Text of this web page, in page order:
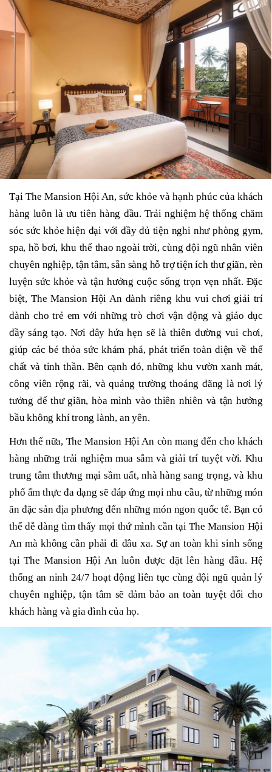
Tại The Mansion Hội An, sức khỏe và hạnh phúc của khách
hàng luôn là ưu tiên hàng đầu. Trải nghiệm hệ thống chăm
sóc sức khỏe hiện đại với đầy đủ tiện nghi như phòng gym,
spa, hồ bơi, khu thể thao ngoài trời, cùng đội ngũ nhân viên
chuyên nghiệp, tận tâm, sẵn sàng hỗ trợ tiện ích thư giãn, rèn
luyện sức khỏe và tận hưởng cuộc sống trọn vẹn nhất. Đặc
biệt, The Mansion Hội An dành riêng khu vui chơi giải trí
dành cho trẻ em với những trò chơi vận động và giáo dục
đầy sáng tạo. Nơi đây hứa hẹn sẽ là thiên đường vui chơi,
giúp các bé thỏa sức khám phá, phát triển toàn diện về thể
chất và tinh thần. Bên cạnh đó, những khu vườn xanh mát,
công viên rộng rãi, và quảng trường thoáng đãng là nơi lý
tưởng để thư giãn, hòa mình vào thiên nhiên và tận hưởng
bầu không khí trong lành, an yên.
Hơn thế nữa, The Mansion Hội An còn mang đến cho khách
hàng những trải nghiệm mua sắm và giải trí tuyệt vời. Khu
trung tâm thương mại sầm uất, nhà hàng sang trọng, và khu
phố ẩm thực đa dạng sẽ đáp ứng mọi nhu cầu, từ những món
ăn đặc sản địa phương đến những món ngon quốc tế. Bạn có
thể dễ dàng tìm thấy mọi thứ mình cần tại The Mansion Hội
An mà không cần phải đi đâu xa. Sự an toàn khi sinh sống
tại The Mansion Hội An luôn được đặt lên hàng đầu. Hệ
thống an ninh 24/7 hoạt động liên tục cùng đội ngũ quản lý
chuyên nghiệp, tận tâm sẽ đảm bảo an toàn tuyệt đối cho
khách hàng và gia đình của họ.